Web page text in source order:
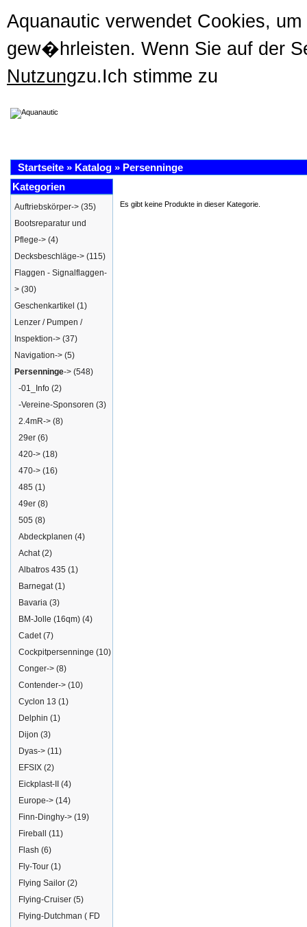
Aquanautic verwendet Cookies,
gew�hrleisten. Wenn Sie auf der
Nutzungzu.Ich stimme zu
Startseite » Katalog » Persenninge
Es gibt keine Produkte in dieser Kategorie.
Kategorien
Auftriebskörper-> (35)
Bootsreparatur und
Pflege-> (4)
Decksbeschläge-> (115)
Flaggen - Signalflaggen-
> (30)
Geschenkartikel (1)
Lenzer / Pumpen /
Inspektion-> (37)
Navigation-> (5)
Persenninge-> (548)
-01_Info (2)
-Vereine-Sponsoren (3)
2.4mR-> (8)
29er (6)
420-> (18)
470-> (16)
485 (1)
49er (8)
505 (8)
Abdeckplanen (4)
Achat(2)
Albatros 435 (1)
Barnegat(1)
Bavaria (3)
BM-Jolle (16qm) (4)
Cadet(7)
Cockpitpersenninge (10)
Conger-> (8)
Contender-> (10)
Cyclon 13 (1)
Delphin (1)
Dijon (3)
Dyas-> (11)
EFSIX (2)
Eickplast-II
(4)
Europe-> (14)
Finn-Dinghy-> (19)
Fireball
(11)
Flash (6)
Fly-Tour (1)
Flying Sailor (2)
Flying-Cruiser (5)
Flying-Dutchman ( FD